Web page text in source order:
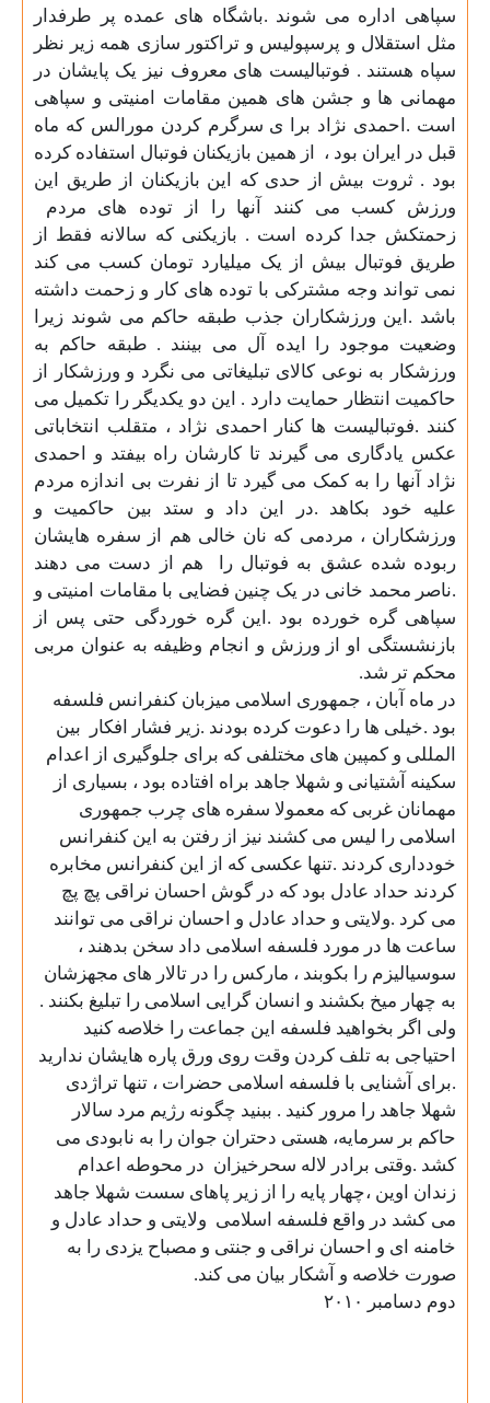
سپاهی اداره می شوند .باشگاه های عمده پر طرفدار
مثل استقلال و پرسپولیس و تراکتور سازی همه زیر نظر
سپاه هستند . فوتبالیست های معروف نیز یک پایشان در
مهمانی ها و جشن های همین مقامات امنیتی و سپاهی
است .احمدی نژاد برا ی سرگرم کردن مورالس که ماه
قبل در ایران بود ،
از همین بازیکنان فوتبال استفاده کرده
بود . ثروت بیش از حدی که این بازیکنان از طریق این
ورزش کسب می کنند آنها را از توده های مردم
زحمتکش جدا کرده است . بازیکنی که سالانه فقط از
طریق فوتبال بیش از یک میلیارد تومان کسب می کند
نمی تواند وجه مشترکی با توده های کار و زحمت داشته
باشد .این ورزشکاران جذب طبقه حاکم می شوند زیرا
وضعیت موجود را ایده آل می بینند . طبقه حاکم به
ورزشکار به نوعی کالای تبلیغاتی می نگرد و ورزشکار از
حاکمیت انتظار حمایت دارد . این دو یکدیگر را تکمیل می
کنند .فوتبالیست ها کنار احمدی نژاد ، متقلب انتخاباتی
عکس یادگاری می گیرند تا کارشان راه بیفتد و احمدی
نژاد آنها را به کمک می گیرد تا از نفرت بی اندازه مردم
علیه خود بکاهد .در این داد و ستد بین حاکمیت و
ورزشکاران ، مردمی که نان خالی هم از سفره هایشان
ربوده شده عشق به فوتبال را
هم از دست می دهند
.ناصر محمد خانی در یک چنین فضایی با مقامات امنیتی و
سپاهی گره خورده بود .این گره خوردگی حتی پس از
بازنشستگی او از ورزش و انجام وظیفه به عنوان مربی
محکم تر شد.
در ماه آبان ، جمهوری اسلامی میزبان کنفرانس فلسفه
بود .خیلی ها را دعوت کرده بودند .زیر فشار افکار
بین
المللی و کمپین های مختلفی که برای جلوگیری از اعدام
سکینه آشتیانی و شهلا جاهد براه افتاده بود ، بسیاری از
مهمانان غربی که معمولا سفره های چرب جمهوری
اسلامی را لیس می کشند نیز از رفتن به این کنفرانس
خودداری کردند .تنها عکسی که از این کنفرانس مخابره
کردند حداد عادل بود که در گوش احسان نراقی پچ پچ
می کرد .ولایتی و حداد عادل و احسان نراقی می توانند
ساعت ها در مورد فلسفه اسلامی داد سخن بدهند ،
سوسیالیزم را بکوبند ، مارکس را در تالار های مجهزشان
به چهار میخ بکشند و انسان گرایی اسلامی را تبلیغ بکنند .
ولی اگر بخواهید فلسفه این جماعت را خلاصه کنید
احتیاجی به تلف کردن وقت روی ورق پاره هایشان ندارید
.برای آشنایی با فلسفه اسلامی حضرات ، تنها تراژدی
شهلا جاهد را مرور کنید . ببنید چگونه رژیم مرد سالار
حاکم بر سرمایه، هستی دحتران جوان را به نابودی می
کشد .وقتی برادر لاله سحرخیزان در محوطه اعدام
زندان اوین ،چهار پایه را از زیر پاهای سست شهلا جاهد
می کشد در واقع فلسفه اسلامی ولایتی و حداد عادل و
خامنه ای و احسان نراقی و جنتی و مصباح یزدی را به
صورت خلاصه و آشکار بیان می کند.
دوم دسامبر
۲۰۱۰